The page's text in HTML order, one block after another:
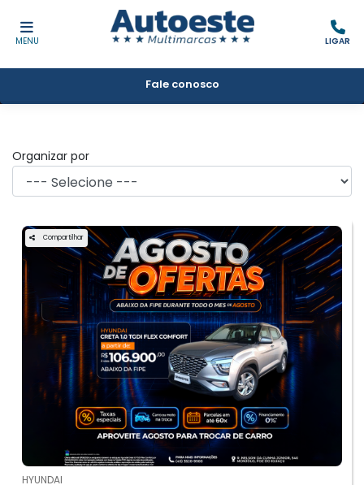
MENU LIGAR
Fale conosco
Filtrar
Organizar por
Compartilhar
HYUNDAI